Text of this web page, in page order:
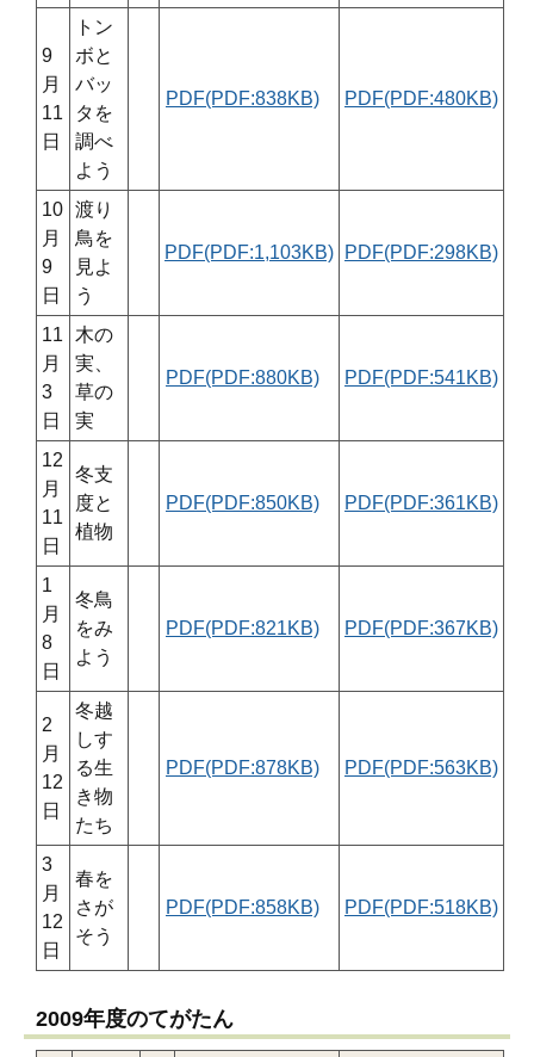
9
月
11
日
トン
ボと
バッ
タを
調べ
よう
PDF(PDF:838KB) PDF(PDF:480KB)
10
月
9
日
渡り
鳥を
見よ
う
PDF(PDF:1,103KB) PDF(PDF:298KB)
11
月
3
日
木の
実、
草の
実
PDF(PDF:880KB) PDF(PDF:541KB)
12
月
11
日
冬支
度と
植物
PDF(PDF:850KB) PDF(PDF:361KB)
1
月
8
日
冬鳥
をみ
よう
PDF(PDF:821KB) PDF(PDF:367KB)
2
月
12
日
冬越
しす
る生
き物
たち
PDF(PDF:878KB) PDF(PDF:563KB)
3
月
12
日
春を
さが
そう
PDF(PDF:858KB) PDF(PDF:518KB)
2009年度のてがたん